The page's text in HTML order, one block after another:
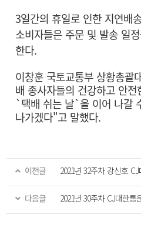
3일간의 휴일로 인한 지연배
소비자들은 주문 및 발송 일
한다.
이창훈 국토교통부 상황총괄
배 종사자들의 건강하고 안
`택배 쉬는 날`을 이어 나갈
나가겠다"고 말했다.
이전글 2021년 32주차 강신호 CJ대한통운
다음글 2021년 30주차 CJ대한통운, '최적화 알고리